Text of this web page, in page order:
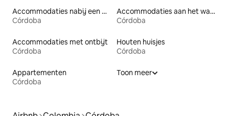
Accommodaties nabij een meer
Córdoba
Accommodaties aan het water
Córdoba
Accommodaties met ontbijt
Córdoba
Houten huisjes
Córdoba
Appartementen
Córdoba
Toon meer